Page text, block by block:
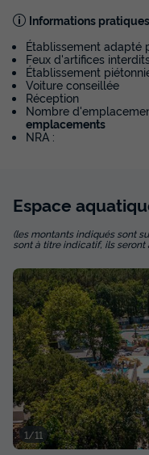
BUNGALOW 4
Comfort | 2 Ch. |
Annulation gratuite
Surface
Salon de jardin
+ 1
BUNGALOW 4
Pers. | Terrasse simple
du19/09/2026 au
Meilleur prix pour 7
Modifier les dates
Voir
Informations pratiques
Établissement adapté
Feux d'artifices
Établissement
Voiture conseillée
Réception
Nombre
emplacements
NRA :
Espace
(les montants indiqués sont
sont à titre indicatif, ils seront
1/11